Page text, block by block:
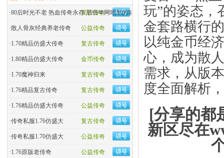
复古传奇
·80后时光不老 热血传奇永存 那些年网吧里的呐喊
公益传奇
·散人骨灰经典养老传奇
复古传奇
·1.70精品仿盛大传奇
金币传奇
·1.80精品仿盛大传奇
复古传奇
·1.70魔神归来
复古传奇
·1.76精品复古传奇
公益传奇
·1.76精品仿盛大传奇
复古传奇
·传奇私服1.76仿盛大
公益传奇
·传奇私服1.70仿盛大
公益传奇
·1.76原版老传奇
玩”的姿态，
金套路横行
以纯金币经
心，成为散
需求，从版
度全面解析
[分享的都
新区尽在